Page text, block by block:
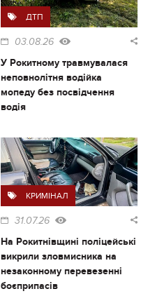
ДТП
03.08.26
У Рокитному травмувалася
неповнолітня водійка
мопеду без посвідчення
водія
КРИМІНАЛ
31.07.26
На Рокитнівщині поліцейські
викрили зловмисника на
незаконному перевезенні
боєприпасів